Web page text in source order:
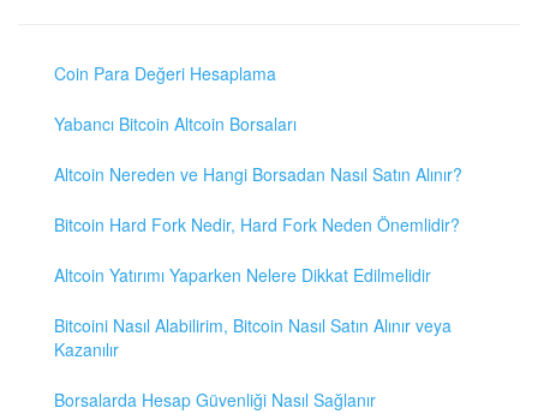
Coin Para Değeri Hesaplama
Yabancı Bitcoin Altcoin Borsaları
Altcoin Nereden ve Hangi Borsadan Nasıl Satın Alınır?
Bitcoin Hard Fork Nedir, Hard Fork Neden Önemlidir?
Altcoin Yatırımı Yaparken Nelere Dikkat Edilmelidir
Bitcoini Nasıl Alabilirim, Bitcoin Nasıl Satın Alınır veya
Kazanılır
Borsalarda Hesap Güvenliği Nasıl Sağlanır